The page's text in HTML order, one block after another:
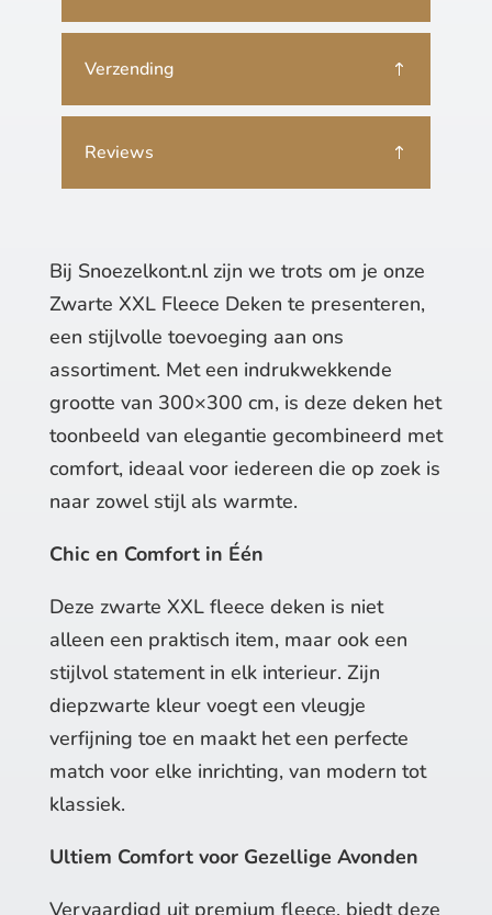
Verzending
Reviews
Bij Snoezelkont.nl zijn we trots om je onze
Zwarte XXL Fleece Deken te presenteren,
een stijlvolle toevoeging aan ons
assortiment. Met een indrukwekkende
grootte van 300×300 cm, is deze deken het
toonbeeld van elegantie gecombineerd met
comfort, ideaal voor iedereen die op zoek is
naar zowel stijl als warmte.
Chic en Comfort in Één
Deze zwarte XXL fleece deken is niet
alleen een praktisch item, maar ook een
stijlvol statement in elk interieur. Zijn
diepzwarte kleur voegt een vleugje
verfijning toe en maakt het een perfecte
match voor elke inrichting, van modern tot
klassiek.
Ultiem Comfort voor Gezellige Avonden